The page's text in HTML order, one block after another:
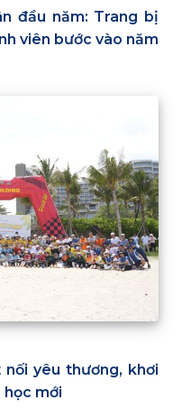
đầu năm: Trang bị
viên bước vào năm
yêu thương, khơi
học mới